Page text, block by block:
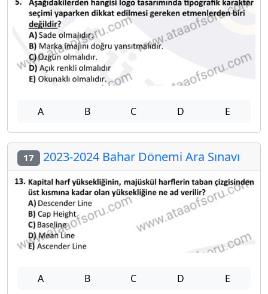
A B C D E
17 2023-2024 Bahar Dönemi Ara Sınavı
A B C D E